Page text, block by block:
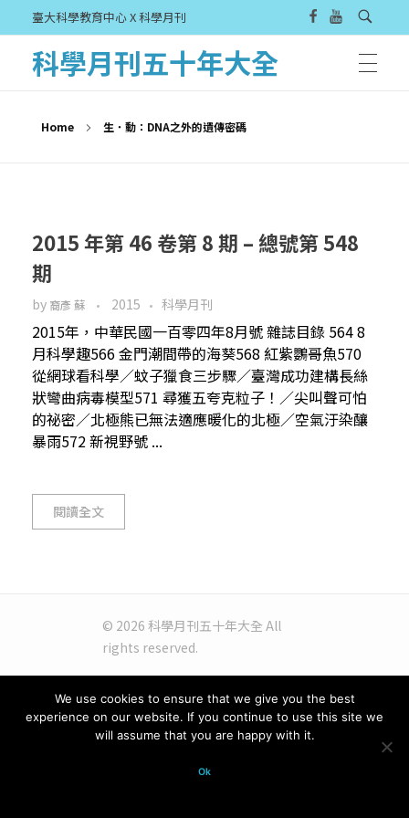
臺大科學教育中心 X 科學月刊
科學月刊五十年大全
Home 生．動：DNA之外的遺傳密碼
2015 年第 46 卷第 8 期 – 總號第 548
期
by 裔彥 蘇 2015 科學月刊
2015年，中華民國一百零四年8月號 雜誌目錄 564 8
月科學趣566 金門潮間帶的海葵568 紅紫鸚哥魚570
從網球看科學／蚊子獵食三步驟／臺灣成功建構長絲
狀彎曲病毒模型571 尋獲五夸克粒子！／尖叫聲可怕
的祕密／北極熊已無法適應暖化的北極／空氣汙染釀
暴雨572 新視野號 ...
閱讀全文
© 2026 科學月刊五十年大全 All
rights reserved.
We use cookies to ensure that we give you the best
experience on our website. If you continue to use this site we
will assume that you are happy with it.
Ok